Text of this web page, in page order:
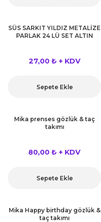
SÜS SARKIT YILDIZ METALİZE
PARLAK 24 LÜ SET ALTIN
27,00 ₺ + KDV
Sepete Ekle
Mika prenses gözlük & taç
takımı
80,00 ₺ + KDV
Sepete Ekle
Mika Happy birthday gözlük &
taç takımı